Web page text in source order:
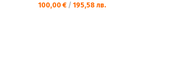
Текуща цена:
100,00 € / 195,58 лв.